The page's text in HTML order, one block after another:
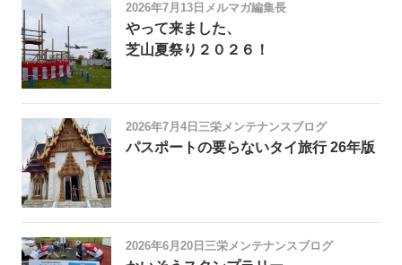
2026年7月13日 メルマガ編集長
やって来ました、
芝山夏祭り２０２６！
2026年7月4日 三栄メンテナンスブログ
パスポートの要らないタイ旅行 26年版
2026年6月20日 三栄メンテナンスブログ